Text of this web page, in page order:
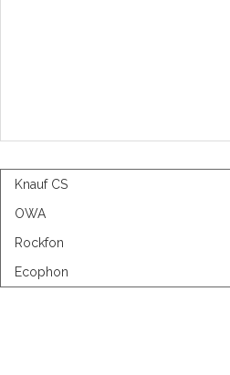
Knauf CS
OWA
Rockfon
Ecophon